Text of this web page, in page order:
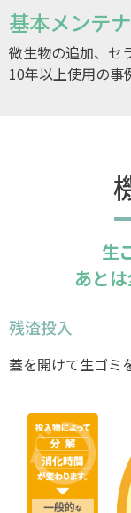
基本メンテ
微生物の追加、セ
10年以上使用の事
生
あと
残渣投入
蓋を開けて生ゴミ